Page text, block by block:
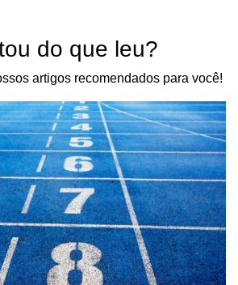
do que leu?
artigos recomendados para você!